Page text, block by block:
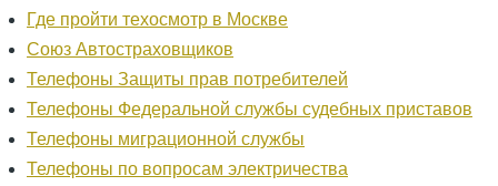
Где пройти техосмотр в Москве
Союз Автостраховщиков
Телефоны Защиты прав потребителей
Телефоны Федеральной службы судебных приставов
Телефоны миграционной службы
Телефоны по вопросам электричества